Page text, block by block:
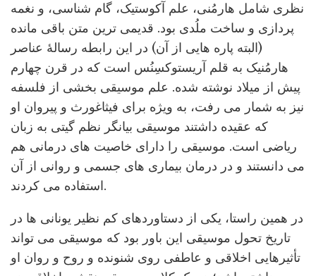
نظری شامل هارمُنی، علم آکوستیک، گام شناسی، و نغمه
پردازی و ساخت ملُدی بود. قدیمی ترین متن باقی مانده
(البته پاره هایی از آن) در این رابطه رسالۀ عناصر
هارمُنیک به قلم آریستوکسِنُس است که در قرن چهارم
پیش از میلاد نوشته شده. علم موسیقی بخشی از فلسفه
نیز به شمار می رفت، به ویژه برای فیثاغورث و پیروان او
که عقیده داشتند موسیقی بیانگر نظم گیتی به زبان
ریاضی است. موسیقی را دارای خاصیت های درمانی هم
می دانستند و در درمان بیماری های جسمی و روانی از آن
استفاده می کردند.
در همین راستا، یکی از دستاوردهای کم نظیر یونانی ها در
تاریخ تحول موسیقی این باور بود که موسیقی می تواند
تأثیرهایی اخلاقی و عاطفی روی شنونده و روح و روان او